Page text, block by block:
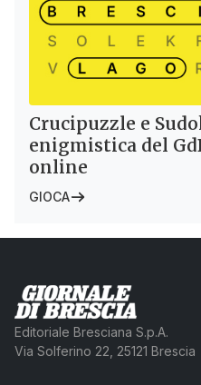
Crucipuzzle e
enigmistica del
online
GIOCA
Editoriale Bresciana S.p.A.
Via Solferino 22, 25121 Brescia